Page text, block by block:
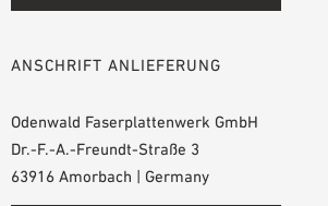
ANSCHRIFT ANLIEFERUNG
Odenwald Faserplattenwerk GmbH
Dr.-F.-A.-Freundt-Straße 3
63916 Amorbach | Germany